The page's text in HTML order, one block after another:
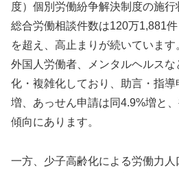
度）個別労働紛争解決制度の施
総合労働相談件数は120万1,881
を超え、高止まりが続いています
外国人労働者、メンタルヘルス
化・複雑化しており、助言・指
増、あっせん申請は同4.9%増と
傾向にあります。
一方、少子高齢化による労働力